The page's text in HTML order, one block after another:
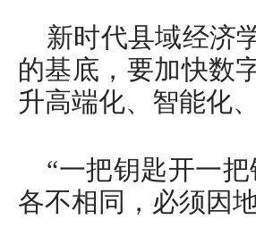
新时代县域经济
的基底，要加快数
升高端化、智能化
“一把钥匙开一
各不相同，必须因